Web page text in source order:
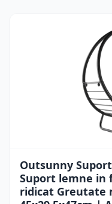
Outsunny
Suport lemne in
ridicat Greutate